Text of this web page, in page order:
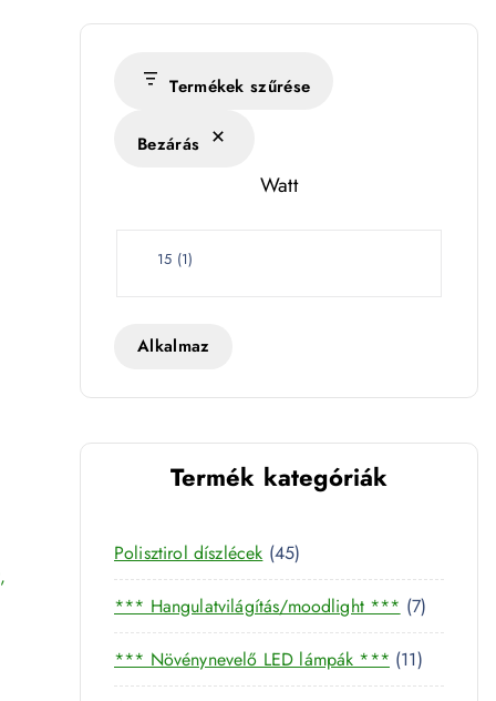
3000K - 4257 mennyiség
é
s
k
Termékek szűrése
Bezárás
Watt
W
t
15 (1)
Alkalmaz
Termék kategóriák
Polisztirol díszlécek 454
5
t
e
r
*** Hangulatvilágítás/moodlight *** 77
t
e
r
*** Növénynevelő LED lámpák *** 111
1